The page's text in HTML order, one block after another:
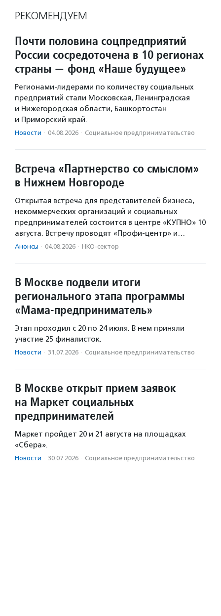
РЕКОМЕНДУЕМ
Почти половина соцпредприятий
России сосредоточена в 10 регионах
страны — фонд «Наше будущее»
Регионами-лидерами по количеству социальных
предприятий стали Московская, Ленинградская
и Нижегородская области, Башкортостан
и Приморский край.
Новости · 04.08.2026 · Социальное предпри­нима­тель­ство
Встреча «Партнерство со смыслом»
в Нижнем Новгороде
Открытая встреча для представителей бизнеса,
некоммерческих организаций и социальных
предпринимателей состоится в центре «КУПНО» 10
августа. Встречу проводят «Профи-центр» и…
Анонсы · 04.08.2026 · НКО-сектор
В Москве подвели итоги
регионального этапа программы
«Мама-предприниматель»
Этап проходил с 20 по 24 июля. В нем приняли
участие 25 финалисток.
Новости · 31.07.2026 · Социальное предпри­нима­тель­ство
В Москве открыт прием заявок
на Маркет социальных
предпринимателей
Маркет пройдет 20 и 21 августа на площадках
«Сбера».
Новости · 30.07.2026 · Социальное предпри­нима­тель­ство